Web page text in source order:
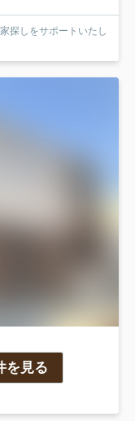
探しをサポートいたし
を見る